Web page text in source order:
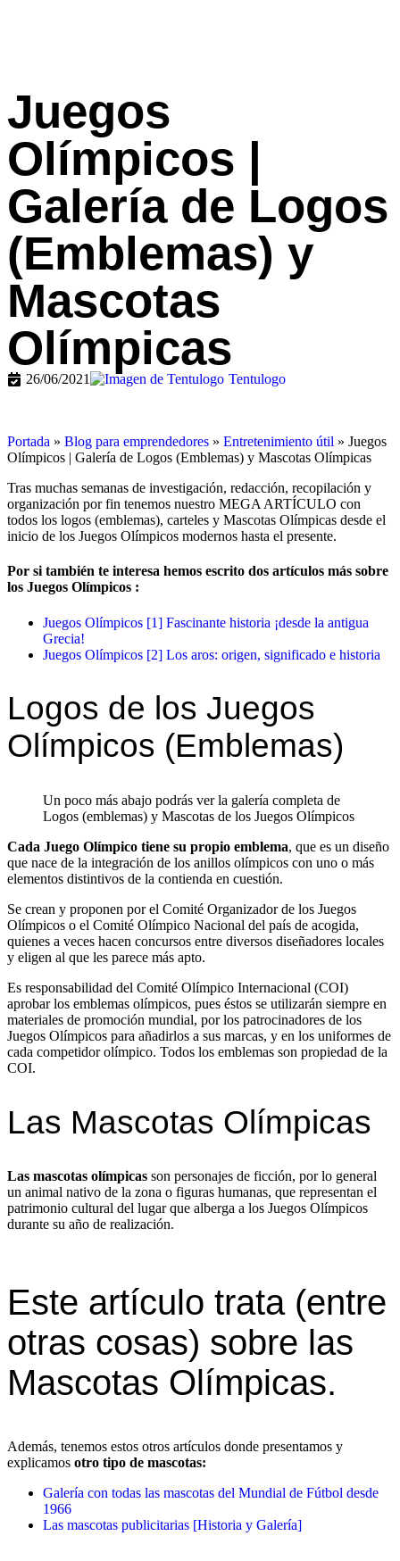
Juegos
Olímpicos |
Galería de Logos
(Emblemas) y
Mascotas
Olímpicas
26/06/2021 Tentulogo
Portada » Blog para emprendedores » Entretenimiento útil » Juegos
Olímpicos | Galería de Logos (Emblemas) y Mascotas Olímpicas
Tras muchas semanas de investigación, redacción, recopilación y
organización por fin tenemos nuestro MEGA ARTÍCULO con
todos los logos (emblemas), carteles y Mascotas Olímpicas desde el
inicio de los Juegos Olímpicos modernos hasta el presente.
Por si también te interesa hemos escrito dos artículos más sobre
los Juegos Olímpicos :
Juegos Olímpicos [1] Fascinante historia ¡desde la antigua
Grecia!
Juegos Olímpicos [2] Los aros: origen, significado e historia
Logos de los Juegos
Olímpicos (Emblemas)
Un poco más abajo podrás ver la galería completa de
Logos (emblemas) y Mascotas de los Juegos Olímpicos
Cada Juego Olímpico tiene su propio emblema, que es un diseño
que nace de la integración de los anillos olímpicos con uno o más
elementos distintivos de la contienda en cuestión.
Se crean y proponen por el Comité Organizador de los Juegos
Olímpicos o el Comité Olímpico Nacional del país de acogida,
quienes a veces hacen concursos entre diversos diseñadores locales
y eligen al que les parece más apto.
Es responsabilidad del Comité Olímpico Internacional (COI)
aprobar los emblemas olímpicos, pues éstos se utilizarán siempre en
materiales de promoción mundial, por los patrocinadores de los
Juegos Olímpicos para añadirlos a sus marcas, y en los uniformes de
cada competidor olímpico. Todos los emblemas son propiedad de la
COI.
Las Mascotas Olímpicas
Las mascotas olímpicas son personajes de ficción, por lo general
un animal nativo de la zona o figuras humanas, que representan el
patrimonio cultural del lugar que alberga a los Juegos Olímpicos
durante su año de realización.
Este artículo trata (entre
otras cosas) sobre las
Mascotas Olímpicas.
Además, tenemos estos otros artículos donde presentamos y
explicamos otro tipo de mascotas:
Galería con todas las mascotas del Mundial de Fútbol desde
1966
Las mascotas publicitarias [Historia y Galería]